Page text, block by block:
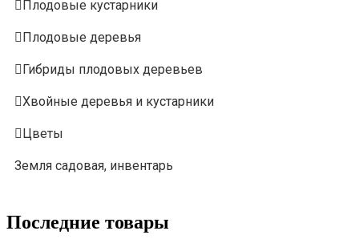
Плодовые кустарники
Плодовые деревья
Гибриды плодовых деревьев
Хвойные деревья и кустарники
Цветы
Земля садовая, инвентарь
Последние товары